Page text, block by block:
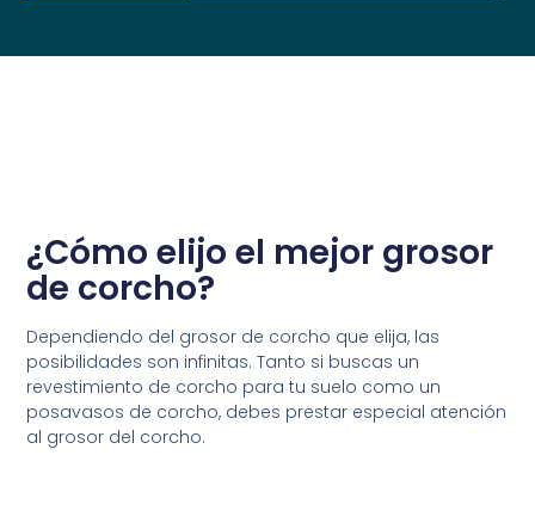
¿Cómo elijo el mejor grosor
de corcho?
Dependiendo del grosor de corcho que elija, las
posibilidades son infinitas. Tanto si buscas un
revestimiento de corcho para tu suelo como un
posavasos de corcho, debes prestar especial atención
al grosor del corcho.